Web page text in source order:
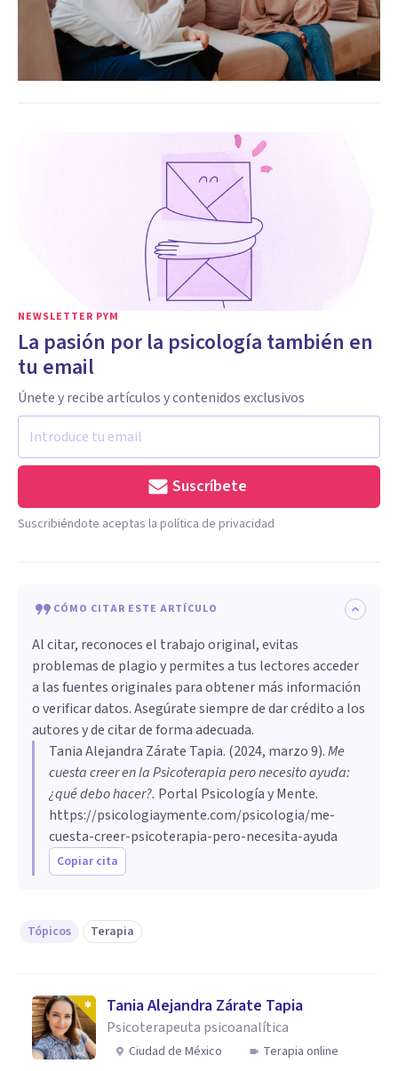
NEWSLETTER PYM
La pasión por la psicología también en
tu email
Únete y recibe artículos y contenidos exclusivos
Suscríbete
Suscribiéndote aceptas la política de privacidad
CÓMO CITAR ESTE ARTÍCULO
Al citar, reconoces el trabajo original, evitas
problemas de plagio y permites a tus lectores acceder
a las fuentes originales para obtener más información
o verificar datos. Asegúrate siempre de dar crédito a los
autores y de citar de forma adecuada.
Tania Alejandra Zárate Tapia. (2024, marzo 9).Me
cuesta creer en la Psicoterapia pero necesito ayuda:
¿qué debo hacer?. Portal Psicología y Mente.
https://psicologiaymente.com/psicologia/me-
cuesta-creer-psicoterapia-pero-necesita-ayuda
Copiar cita
Tópicos Terapia
Tania Alejandra Zárate Tapia
Psicoterapeuta psicoanalítica
Ciudad de México Terapia online